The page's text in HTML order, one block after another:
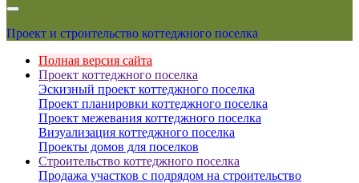
Проект и строительство коттеджного поселка
Полная версия сайта
Проект коттеджного поселка
Эскизный проект коттеджного поселка
Проект планировки коттеджного поселка
Проект межевания коттеджного поселка
Визуализация коттеджного поселка
Проекты домов для поселков
Строительство коттеджного поселка
Продажа участков с подрядом на строительство